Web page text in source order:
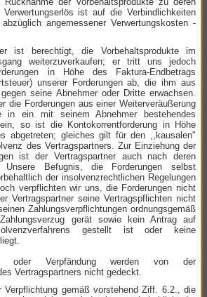
ist auf die Verbindlichkeiten
angemessener Verwertungskosten -
ist berechtigt, die Vorbehaltsprodukte im
weiterzuverkaufen; er tritt uns jedoch
in Höhe des Faktura-Endbetrags
unserer Forderungen ab, die ihm aus
seine Abnehmer oder Dritte erwachsen.
die Forderungen aus einer Weiterveräußerung
in ein mit seinem Abnehmer bestehendes
ein, so ist die Kontokorrentforderung in Höhe
abgetreten; gleiches gilt für den ,,kausalen"
des Vertragspartners. Zur Einziehung der
ist der Vertragspartner auch nach deren
Unsere Befugnis, die Forderungen selbst
der insolvenzrechtlichen Regelungen
verpflichten wir uns, die Forderungen nicht
Vertragspartner seine Vertragspflichten nicht
Zahlungsverpflichtungen ordnungsgemäß
gerät sowie kein Antrag auf
gestellt ist oder keine
oder Verpfändung werden von der
Vertragspartners nicht gedeckt.
Verpflichtung gemäß vorstehend Ziff. 6.2., die